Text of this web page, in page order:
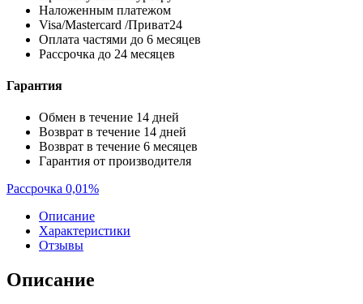
Наложенным платежом
Visa/Mastercard /Приват24
Оплата частями до 6 месяцев
Рассрочка до 24 месяцев
Гарантия
Обмен в течение 14 дней
Возврат в течение 14 дней
Возврат в течение 6 месяцев
Гарантия от производителя
Рассрочка 0,01%
Описание
Характеристики
Отзывы
Описание